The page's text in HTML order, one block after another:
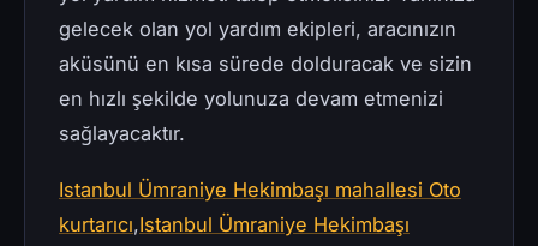
gelecek olan yol yardım ekipleri, aracınızın
aküsünü en kısa sürede dolduracak ve sizin
en hızlı şekilde yolunuza devam etmenizi
sağlayacaktır.
Istanbul Ümraniye Hekimbaşı mahallesi Oto
kurtarıcı,Istanbul Ümraniye Hekimbaşı